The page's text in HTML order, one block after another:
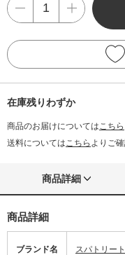
在庫残りわずか
商品のお届けについては こちら
送料については こちら よりご
商品詳細
商品詳細
ブランド名 スパトリー